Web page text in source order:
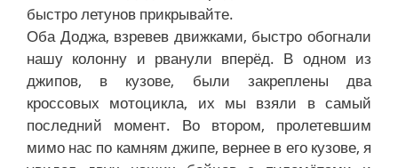
быстро летунов прикрывайте.
Оба Доджа, взревев движками, быстро обогнали
нашу колонну и рванули вперёд. В одном из
джипов, в кузове, были закреплены два
кроссовых мотоцикла, их мы взяли в самый
последний момент. Во втором, пролетевшим
мимо нас по камням джипе, вернее в его кузове, я